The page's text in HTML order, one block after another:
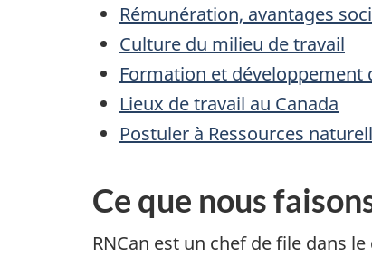
Rémunération, avantages
Culture du milieu de travail
Formation et développement
Lieux de travail au Canada
Postuler à Ressources
Ce que nous
RNCan est un chef de file dans